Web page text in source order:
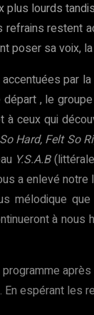
plus lourds
poser sa voix,
par
, le
ceux qui
Hard, Felt So
Y.S.A.B
a enlevé notre
mélodique
à
espérant les